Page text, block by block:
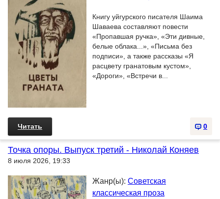
Книгу уйгурского писателя Шаима
Шаваева составляют повести
«Пропавшая ручка», «Эти дивные,
белые облака...», «Письма без
подписи», а также рассказы «Я
расцвету гранатовым кустом»,
«Дороги», «Встречи в...
0
Читать
Точка опоры. Выпуск третий - Николай Коняев
8 июля 2026, 19:33
Жанр(ы): Советская
классическая проза